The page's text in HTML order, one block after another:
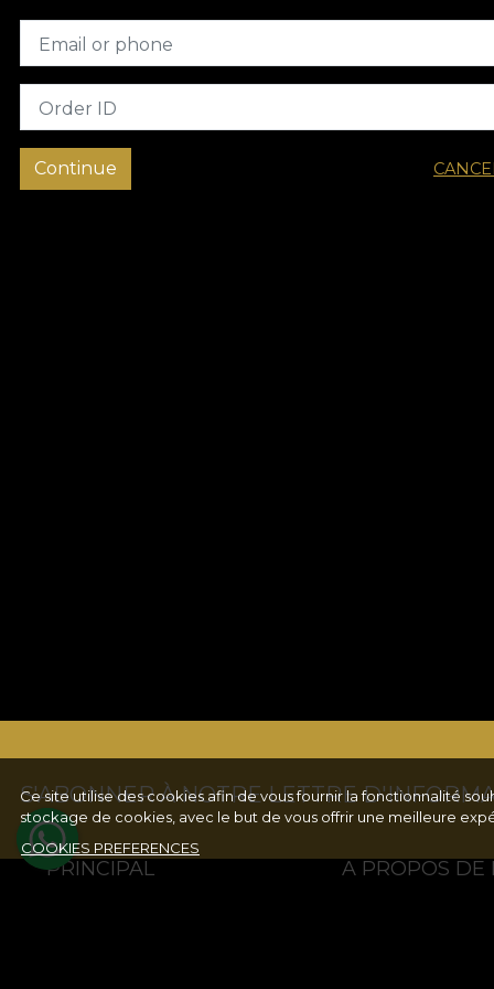
Email or phone
Order ID
Continue CANCEL
Ce site utilise des cookies afin de vous fournir la fonctionnalité
stockage de cookies, avec le but de vous offrir une meilleure
COOKIES PREFERENCES
S'ABONNER À NOTRE LETTRE
PRINCIPAL A PROPOS DE